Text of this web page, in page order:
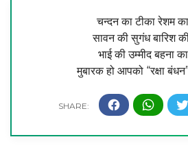
चन्दन का टीका रेशम का
सावन की सुगंध बारिश
भाई की उम्मीद बहना का
मुबारक हो आपको “रक्षा